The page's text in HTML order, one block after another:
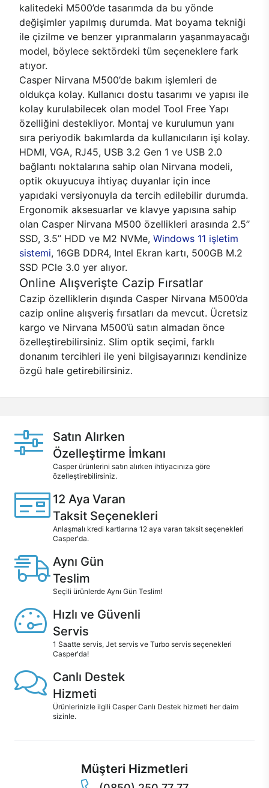
kalitedeki M500’de tasarımda da bu yönde
değişimler yapılmış durumda. Mat boyama tekniği
ile çizilme ve benzer yıpranmaların yaşanmayacağı
model, böylece sektördeki tüm seçeneklere fark
atıyor.
Casper Nirvana M500’de bakım işlemleri de
oldukça kolay. Kullanıcı dostu tasarımı ve yapısı ile
kolay kurulabilecek olan model Tool Free Yapı
özelliğini destekliyor. Montaj ve kurulumun yanı
sıra periyodik bakımlarda da kullanıcıların işi kolay.
HDMI, VGA, RJ45, USB 3.2 Gen 1 ve USB 2.0
bağlantı noktalarına sahip olan Nirvana modeli,
optik okuyucuya ihtiyaç duyanlar için ince
yapıdaki versiyonuyla da tercih edilebilir durumda.
Ergonomik aksesuarlar ve klavye yapısına sahip
olan Casper Nirvana M500 özellikleri arasında 2.5’’
SSD, 3.5’’ HDD ve M2 NVMe, Windows 11 işletim
sistemi, 16GB DDR4, Intel Ekran kartı, 500GB M.2
SSD PCle 3.0 yer alıyor.
Online Alışverişte Cazip Fırsatlar
Cazip özelliklerin dışında Casper Nirvana M500’da
cazip online alışveriş fırsatları da mevcut. Ücretsiz
kargo ve Nirvana M500’ü satın almadan önce
özelleştirebilirsiniz. Slim optik seçimi, farklı
donanım tercihleri ile yeni bilgisayarınızı kendinize
özgü hale getirebilirsiniz.
Satın Alırken
Özelleştirme İmkanı
Casper ürünlerini satın alırken ihtiyacınıza göre
özelleştirebilirsiniz.
12 Aya Varan
Taksit Seçenekleri
Anlaşmalı kredi kartlarına 12 aya varan taksit seçenekleri
Casper'da.
Aynı Gün
Teslim
Seçili ürünlerde Aynı Gün Teslim!
Hızlı ve Güvenli
Servis
1 Saatte servis, Jet servis ve Turbo servis seçenekleri
Casper'da!
Canlı Destek
Hizmeti
Ürünlerinizle ilgili Casper Canlı Destek hizmeti her daim
sizinle.
Müşteri Hizmetleri